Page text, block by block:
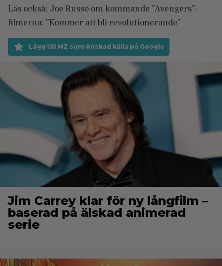
Läs också: Joe Russo om kommande ”Avengers”-
filmerna: ”Kommer att bli revolutionerande”
Lägg till MZ som önskad källa på Google
Jim Carrey klar för ny långfilm –
baserad på älskad animerad
serie